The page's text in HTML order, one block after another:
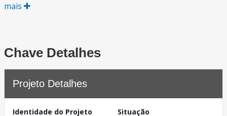
mais
Chave Detalhes
Projeto Detalhes
Identidade do Projeto
Situação